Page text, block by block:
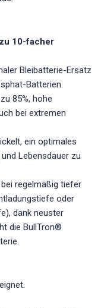
10-facher
Bleibatterie-Ersatz
Batterien.
85%, hohe
bei extremen
ein optimales
Lebensdauer zu
regelmäßig tiefer
oder
dank neuster
die BullTron®